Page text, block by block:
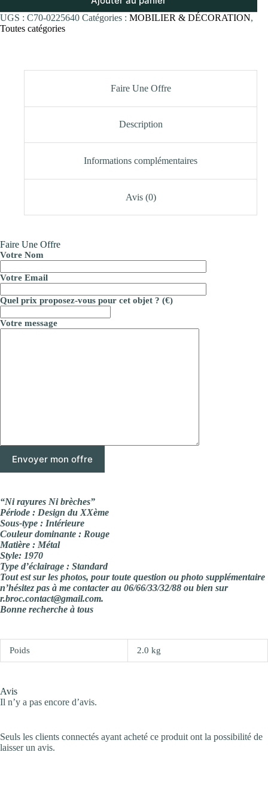
UGS : C70-0225640 Catégories : MOBILIER & DÉCORATION,
Toutes catégories
Faire Une Offre
Description
Informations complémentaires
Avis (0)
Faire Une Offre
Votre Nom
Votre Email
Quel prix proposez-vous pour cet objet ? (€)
Votre message
“Ni rayures Ni brèches”
Période : Design du XXème
Sous-type : Intérieure
Couleur dominante : Rouge
Matière : Métal
Style: 1970
Type d’éclairage : Standard
Tout est sur les photos, pour toute question ou photo supplémentaire
n’hésitez pas à me contacter au 06/66/33/32/88 ou bien sur
r.broc.contact@gmail.com.
Bonne recherche à tous
Poids 2.0 kg
Avis
Il n’y a pas encore d’avis.
Seuls les clients connectés ayant acheté ce produit ont la possibilité de
laisser un avis.